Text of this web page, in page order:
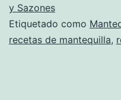
y Sazones
Etiquetado como
recetas de mantequilla,